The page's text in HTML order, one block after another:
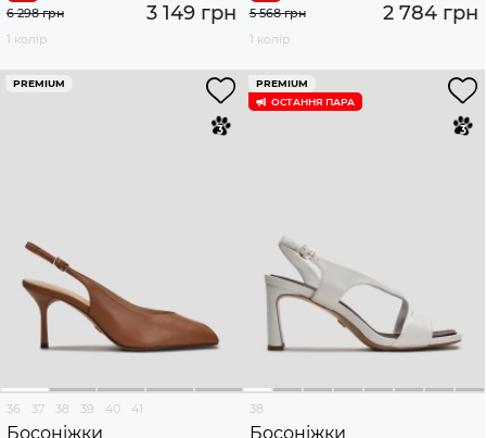
3 149 грн
6 298 грн
1 колір
2 784 грн
5 568 грн
1 колір
PREMIUM
36 37 38 39 40 41
Босоніжки
PREMIUM
ОСТАННЯ ПАРА
38
Босоніжки